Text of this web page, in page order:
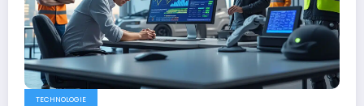
TECHNOLOGIE